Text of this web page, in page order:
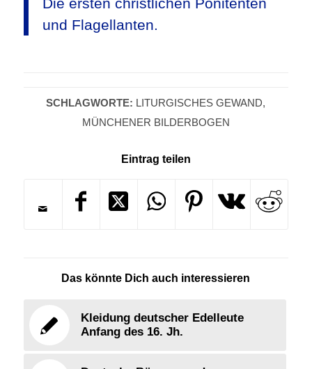
und Flagellanten.
SCHLAGWORTE: LITURGISCHES GEWAND,
MÜNCHENER BILDERBOGEN
Eintrag teilen
Das könnte Dich auch interessieren
Kleidung deutscher Edelleute
Anfang des 16. Jh.